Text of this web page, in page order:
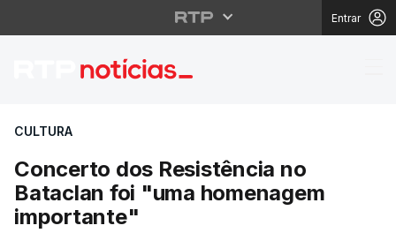
Entrar
Concerto dos
CULTURA
Concerto dos Resistência no
Bataclan foi "uma homenagem
importante"